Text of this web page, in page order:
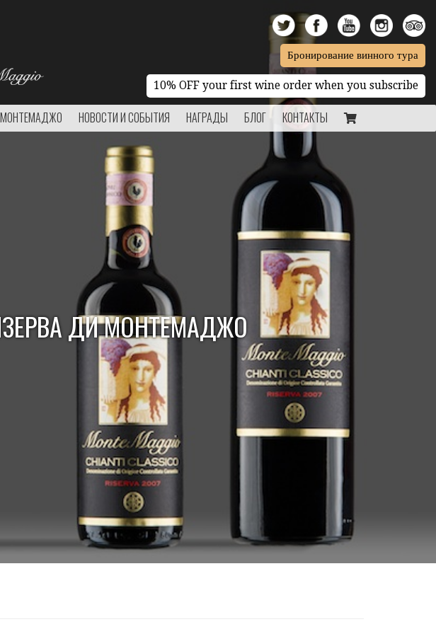
Бронирование винного тура
10% OFF your first wine order when you subscribe
НОВОСТИ И СОБЫТИЯ НАГРАДЫ БЛОГ КОНТАКТЫ
ДИ МОНТЕМАДЖО